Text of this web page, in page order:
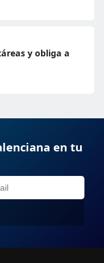
y obliga a
en tu